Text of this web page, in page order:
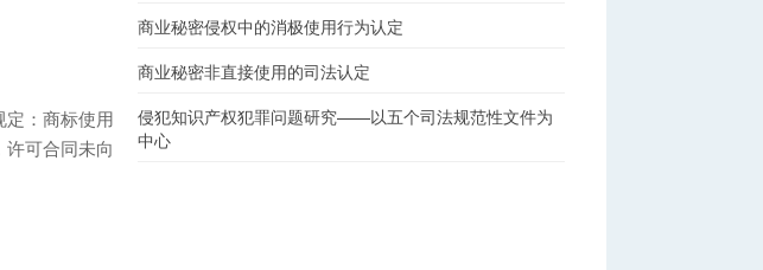
：商标使用
可合同未向
商业秘密侵权中的消极使用行为认定
商业秘密非直接使用的司法认定
侵犯知识产权犯罪问题研究——以五个司法规范性文件为
中心